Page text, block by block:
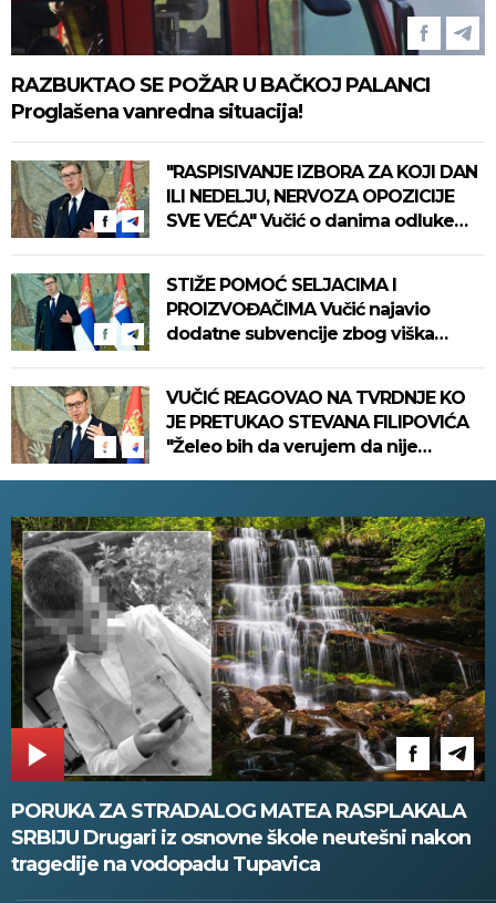
RAZBUKTAO SE POŽAR U BAČKOJ PALANCI
Proglašena vanredna situacija!
"RASPISIVANJE IZBORA ZA KOJI DAN
ILI NEDELJU, NERVOZA OPOZICIJE
SVE VEĆA" Vučić o danima odluke
STIŽE POMOĆ SELJACIMA I
PROIZVOĐAČIMA Vučić najavio
dodatne subvencije zbog viška
VUČIĆ REAGOVAO NA TVRDNJE KO
JE PRETUKAO STEVANA FILIPOVIĆA
"Želeo bih da verujem da nije
PORUKA ZA STRADALOG MATEA RASPLAKALA
SRBIJU Drugari iz osnovne škole neutešni nakon
tragedije na vodopadu Tupavica